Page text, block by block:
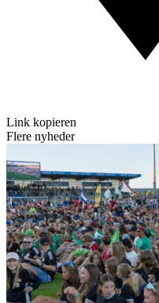
Link kopieren
Flere nyheder